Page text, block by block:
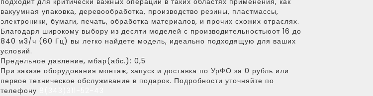
вакуумная упаковка, деревообработка, производство резины, пластмассы,
электроники, бумаги, печать, обработка материалов, и прочих схожих отраслях.
Благодаря широкому выбору из десяти моделей с производительностьюот 16 до
840 м3/ч (60 Гц) вы легко найдете модель, идеально подходящую для ваших
условий.
Предельное давление, мбар(абс.): 0,5
При заказе оборудования монтаж, запуск и доставка по УрФО за 0 рубль или
первое техническое обслуживание в подарок. Подробности уточняйте по
телефону